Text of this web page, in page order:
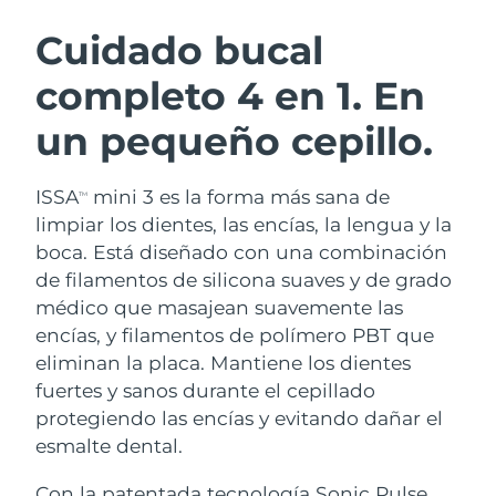
Cuidado bucal
completo 4 en 1. En
un pequeño cepillo.
ISSATM
mini 3 es la forma más sana de
limpiar los dientes, las encías, la lengua y la
boca. Está diseñado con una combinación
de filamentos de silicona suaves y de grado
médico que masajean suavemente las
encías, y filamentos de polímero PBT que
eliminan la placa. Mantiene los dientes
fuertes y sanos durante el cepillado
protegiendo las encías y evitando dañar el
esmalte dental.
Limpieza facial
Anti-aging massage
LUNA™ 4 Plus
Massage, LED heating
LUNA™ 4 Men
For men, anti-aging massage
Lifting facial
Microcurrent toning
BEAR™ 2 go
Microcurrent toning on-the-go
BEAR™ 2 eyes & lips
Microcurrent line smoothing device
Hidratación
UFO™ 3 pack
Deep facial hydration
UFO™ 3 LED
Near-infrared and red light therapy
device
Cuidado bucal
issa™ 4
Hybrid silicone sonic toothbrush
issa™ 4 plus
Smart hybrid silicone sonic toothbrush
TRATAMIENTO ANTIEDAD FAQ™
Antiedad
NEW
Austria Entrega prevista
Baréin Entrega prevista8/10/26
Bélgica Entrega prevista8/9/26
Bermudas Entrega prevista
Bosnia y Herzegovina Entrega prevista 8/12/26
Brunéi Entrega prevista8/14/26
Bulgaria Entrega prevista8/9/26
Canadá Entrega prevista
Chile